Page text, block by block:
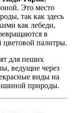
Это место
так как здесь
как лебеди,
в
цветовой палитры.
для пеших
ведущие через
виды на
природы.